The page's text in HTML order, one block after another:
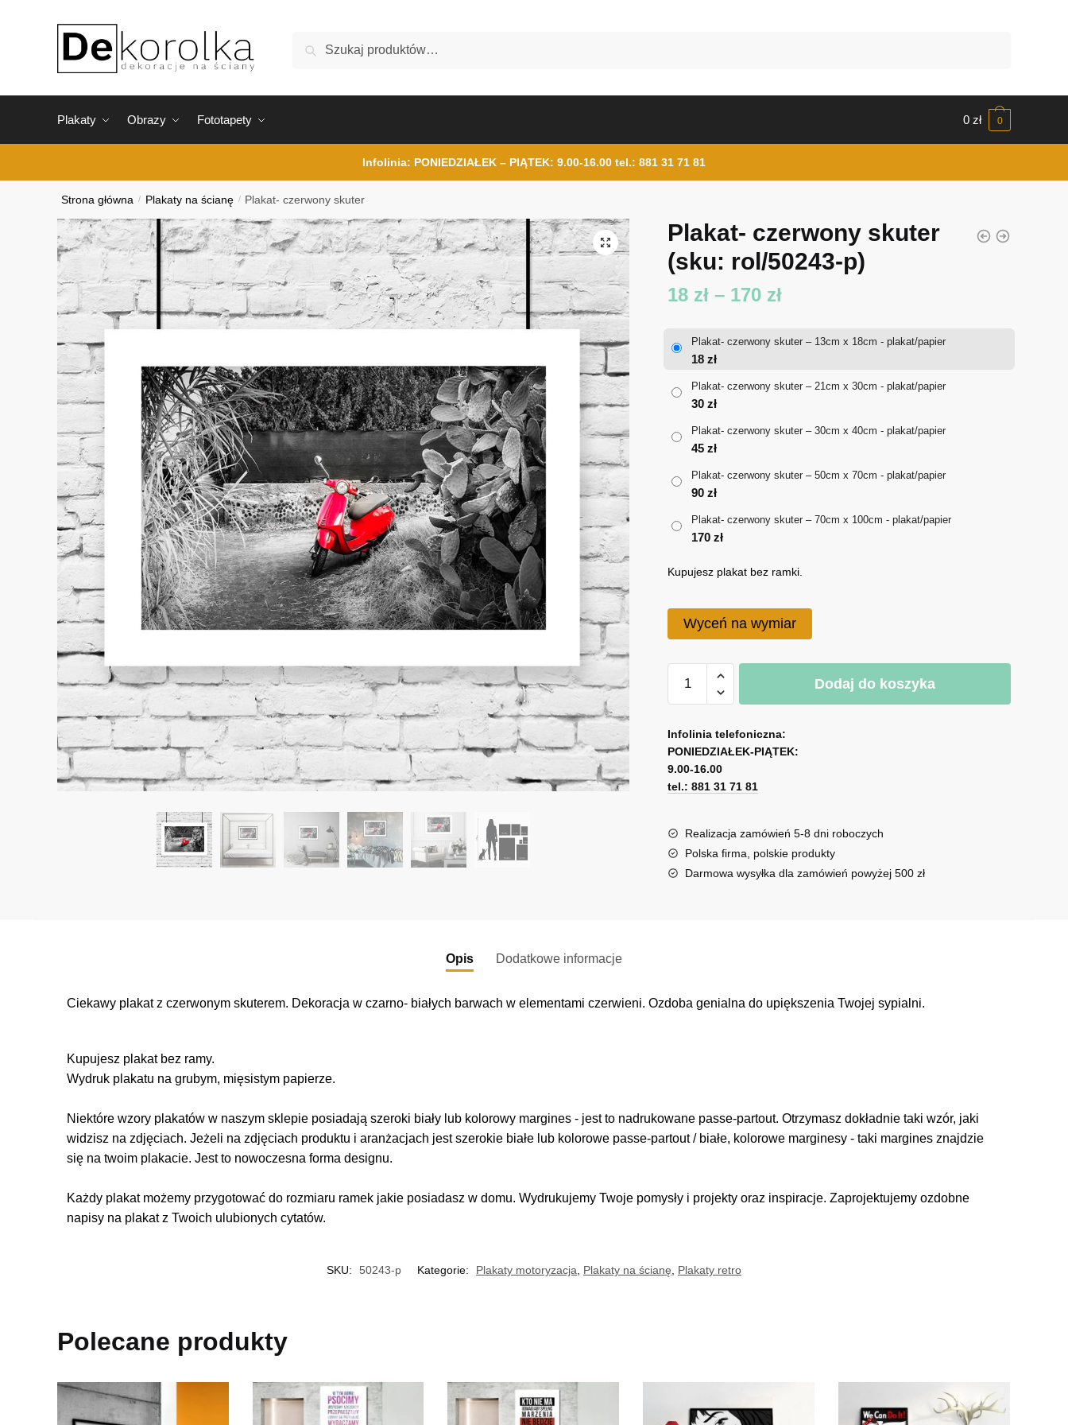
Szukaj
Plakaty Obrazy Fototapety 0 zł 0
Infolinia: PONIEDZIAŁEK – PIĄTEK: 9.00-16.00 tel.: 881 31 71 81
Strona główna / Plakaty na ścianę / Plakat- czerwony skuter
Plakat- czerwony skuter
(sku: rol/50243-p)
18 zł – 170 złZakres
18 zł
Plakat- czerwony skuter – 13cm x 18cm - plakat/papier
18 zł
Plakat- czerwony skuter – 21cm x 30cm - plakat/papier
30 zł
Plakat- czerwony skuter – 30cm x 40cm - plakat/papier
45 zł
Plakat- czerwony skuter – 50cm x 70cm - plakat/papier
90 zł
Plakat- czerwony skuter – 70cm x 100cm - plakat/papier
170 zł
Kupujesz plakat bez ramki.
Wyceń na wymiar
Plakat-
skuter
Dodaj do koszyka
l
t
e
r
a
t
i
Infolinia telefoniczna:
PONIEDZIAŁEK-PIĄTEK:
9.00-16.00
tel.: 881 31 71 81
Realizacja zamówień 5-8 dni roboczych
Polska firma, polskie produkty
Darmowa wysyłka dla zamówień powyżej 500 zł
Opis Dodatkowe informacje
Ciekawy plakat z czerwonym skuterem. Dekoracja w czarno- białych barwach w elementami czerwieni. Ozdoba genialna do upiększenia Twojej sypialni.
Kupujesz plakat bez ramy.
Wydruk plakatu na grubym, mięsistym papierze.
Niektóre wzory plakatów w naszym sklepie posiadają szeroki biały lub kolorowy margines - jest to nadrukowane passe-partout. Otrzymasz dokładnie taki wzór, jaki
widzisz na zdjęciach. Jeżeli na zdjęciach produktu i aranżacjach jest szerokie białe lub kolorowe passe-partout / białe, kolorowe marginesy - taki margines znajdzie
się na twoim plakacie. Jest to nowoczesna forma designu.
Każdy plakat możemy przygotować do rozmiaru ramek jakie posiadasz w domu. Wydrukujemy Twoje pomysły i projekty oraz inspiracje. Zaprojektujemy ozdobne
napisy na plakat z Twoich ulubionych cytatów.
SKU: 50243-p Kategorie: Plakaty motoryzacja Plakaty na ścianę Plakaty retro
Polecane produkty